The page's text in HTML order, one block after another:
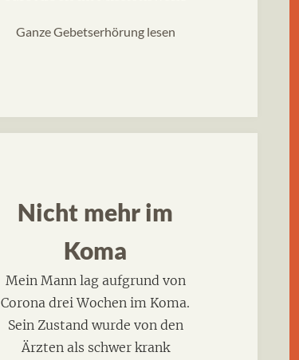
Ganze Gebetserhörung lesen
Nicht mehr im
Koma
Mein Mann lag aufgrund von
Corona drei Wochen im Koma.
Sein Zustand wurde von den
Ärzten als schwer krank